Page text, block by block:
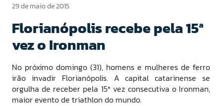
29 de maio de 2015
Florianópolis recebe pela 15ª
vez o Ironman
No próximo domingo (31), homens e mulheres de ferro
irão invadir Florianópolis. A capital catarinense se
orgulha de receber pela 15ª vez consecutiva o Ironman,
maior evento de triathlon do mundo.